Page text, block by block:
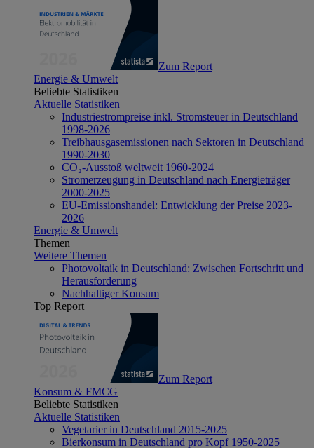
Zum Report
Energie & Umwelt
Beliebte Statistiken
Aktuelle Statistiken
Industriestrompreise inkl. Stromsteuer in Deutschland
1998-2026
Treibhausgasemissionen nach Sektoren in Deutschland
1990-2030
CO₂-Ausstoß weltweit 1960-2024
Stromerzeugung in Deutschland nach Energieträger
2000-2025
EU-Emissionshandel: Entwicklung der Preise 2023-
2026
Energie & Umwelt
Themen
Weitere Themen
Photovoltaik in Deutschland: Zwischen Fortschritt und
Herausforderung
Nachhaltiger Konsum
Top Report
Zum Report
Konsum & FMCG
Beliebte Statistiken
Aktuelle Statistiken
Vegetarier in Deutschland 2015-2025
Bierkonsum in Deutschland pro Kopf 1950-2025